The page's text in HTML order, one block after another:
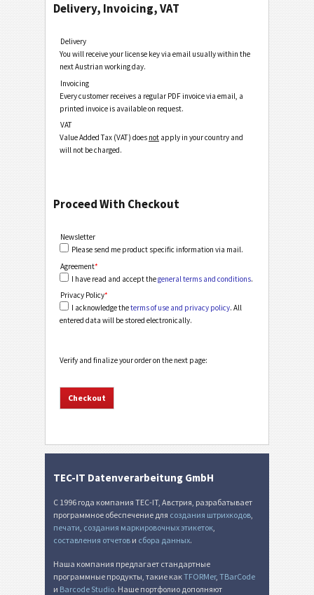
Delivery, Invoicing, VAT
Delivery
You will receive your license key via email usually within the
next Austrian working day.
Invoicing
Every customer receives a regular PDF invoice via email, a
printed invoice is available on request.
VAT
Value Added Tax (VAT) does notapply in your country and
will not be charged.
Proceed With Checkout
Newsletter
Please send me product specific information via mail.
Agreement*
I have read and accept thegeneral terms and conditions.
Privacy Policy*
I acknowledge theterms of use and privacy policy. All
entered data will be stored electronically.
Verify and finalize your order on the next page:
TEC-IT Datenverarbeitung GmbH
С 1996 года компания TEC-IT, Австрия, разрабатывает
программное обеспечение для создания штрихкодов
печати создания маркировочных этикеток
составления отчетов и сбора данных.
Наша компания предлагает стандартные
программные продукты, такие какTFORMer, TBarCode
и Barcode Studio. Наше портфолио дополняют